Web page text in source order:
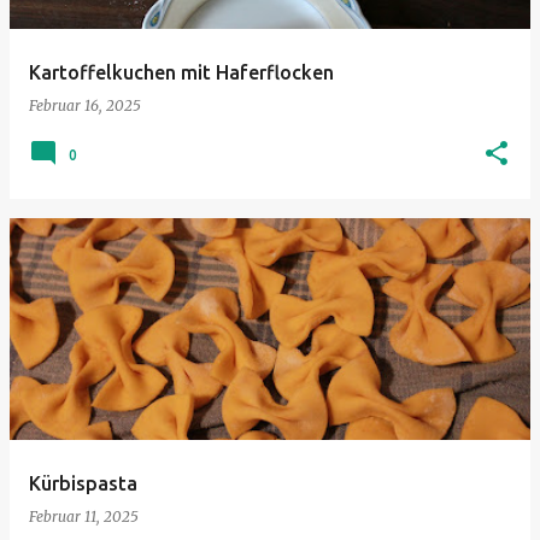
Kartoffelkuchen mit Haferflocken
Februar 16, 2025
0
Kürbispasta
Februar 11, 2025